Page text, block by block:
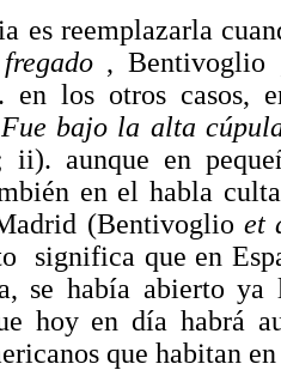
es reemplazarla
,
en los otros casos,
Fue bajo la alta
ii). aunque en
en el habla
(Bentivoglio et
significa que en
se había abierto
hoy en día habrá
que habitan